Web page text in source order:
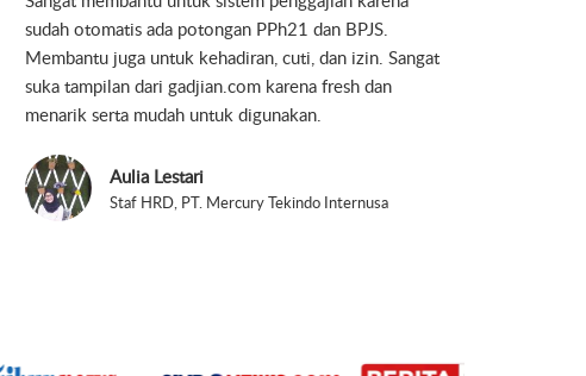
my work done perfectly.
Yudha Hendriana Permadi
Direktur, PT. Khazanah Lintas Persada